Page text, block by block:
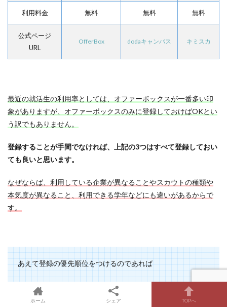
利用料金 無料 無料 無料
公式ページ
URL
OfferBox dodaキャンパス キミスカ
最近の就活生の利用率としては、オファーボックスが一番多い印
象がありますが、オファーボックスのみに登録しておけばOKとい
う訳でもありません。
登録することが手間でなければ、上記の3つはすべて登録しておい
ても良いと思います。
なぜならば、利用している企業が異なることやスカウトの種類や
本気度が異なること、利用できる学年などにも違いがあるからで
す。
あえて登録の優先順位をつけるのであれば
①OfferBox（オファーボックス）
ホーム シェア TOPへ